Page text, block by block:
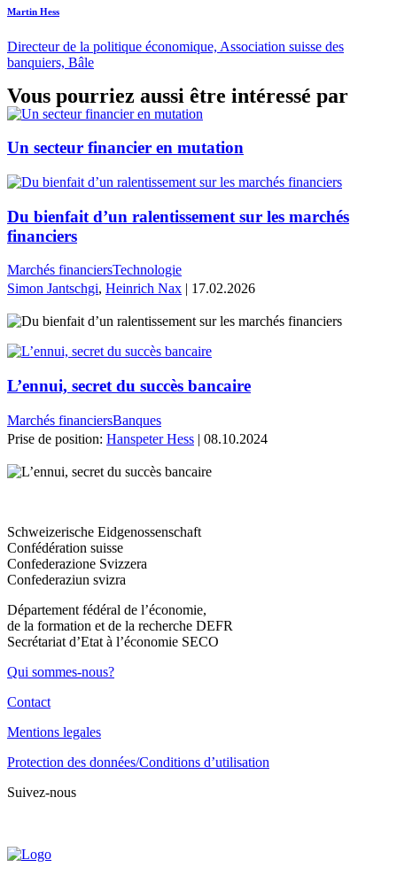
Martin Hess
Directeur de la politique économique, Association suisse des
banquiers, Bâle
Vous pourriez aussi être intéressé par
Un secteur financier en mutation
Du bienfait d’un ralentissement sur les marchés
financiers
Marchés financiersTechnologie
Simon Jantschgi, Heinrich Nax | 17.02.2026
L’ennui, secret du succès bancaire
Marchés financiersBanques
Prise de position: Hanspeter Hess | 08.10.2024
Schweizerische Eidgenossenschaft
Confédération suisse
Confederazione Svizzera
Confederaziun svizra
Département fédéral de l’économie,
de la formation et de la recherche DEFR
Secrétariat d’Etat à l’économie SECO
Qui sommes-nous?
Contact
Mentions legales
Protection des données/Conditions d’utilisation
Suivez-nous